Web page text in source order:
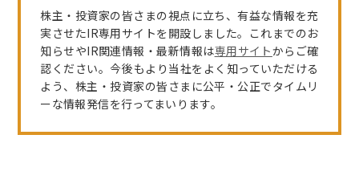
株主・投資家の皆さまの視点に立ち、有益な情報を充
実させたIR専用サイトを開設しました。これまでのお
知らせやIR関連情報・最新情報は専用サイトからご確
認ください。今後もより当社をよく知っていただける
よう、株主・投資家の皆さまに公平・公正でタイムリ
ーな情報発信を行ってまいります。